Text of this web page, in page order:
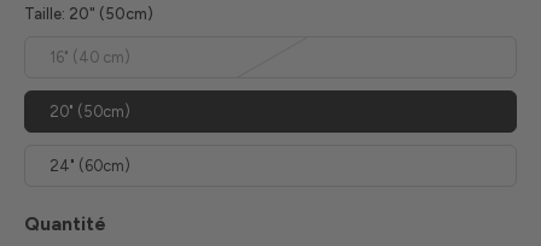
Taille: 20" (50cm)
16" (40 cm)
20" (50cm)
24" (60cm)
Quantité